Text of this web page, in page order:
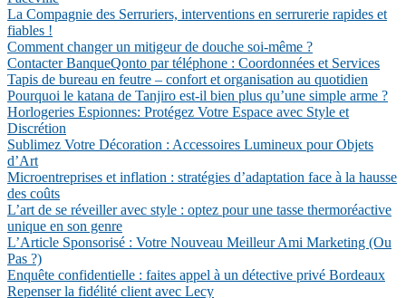
La Compagnie des Serruriers, interventions en serrurerie rapides et
fiables !
Comment changer un mitigeur de douche soi-même ?
Contacter BanqueQonto par téléphone : Coordonnées et Services
Tapis de bureau en feutre – confort et organisation au quotidien
Pourquoi le katana de Tanjiro est-il bien plus qu’une simple arme ?
Horlogeries Espionnes: Protégez Votre Espace avec Style et
Discrétion
Sublimez Votre Décoration : Accessoires Lumineux pour Objets
d’Art
Microentreprises et inflation : stratégies d’adaptation face à la hausse
des coûts
L’art de se réveiller avec style : optez pour une tasse thermoréactive
unique en son genre
L’Article Sponsorisé : Votre Nouveau Meilleur Ami Marketing (Ou
Pas ?)
Enquête confidentielle : faites appel à un détective privé Bordeaux
Repenser la fidélité client avec Lecy